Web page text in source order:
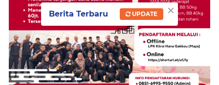
×
Berita Terbaru UPDATE